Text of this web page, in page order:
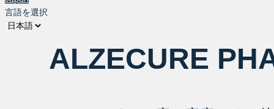
言語を選択
ALZECURE